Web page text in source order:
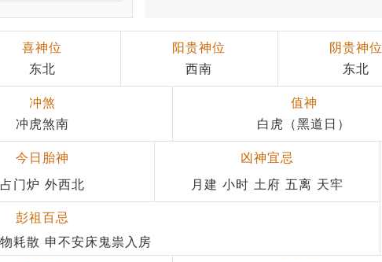
喜神位
东北
阳贵神位
西南
阴贵神位
东北
冲煞
冲虎煞南
值神
白虎（黑道日）
今日胎神
占门炉 外西北
凶神宜忌
月建 小时 土府 五离 天牢
彭祖百忌
甲不开仓财物耗散 申不安床鬼祟入房